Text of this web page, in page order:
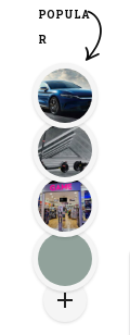
POPULA
R